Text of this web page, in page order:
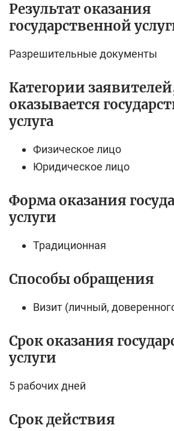
Результат оказания
государственной
Разрешительные документы
Категории
оказывается
услуга
Физическое лицо
Юридическое лицо
Форма оказания
услуги
Традиционная
Cпособы обращения
Визит (личный,
Срок оказания
услуги
5 рабочих дней
Срок действия